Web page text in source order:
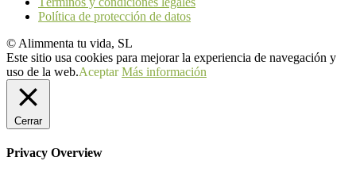
Política de protección de datos
© Alimmenta tu vida, SL
Este sitio usa cookies para mejorar la experiencia de navegación y
uso de la web.Aceptar Más información
Cerrar
Privacy Overview